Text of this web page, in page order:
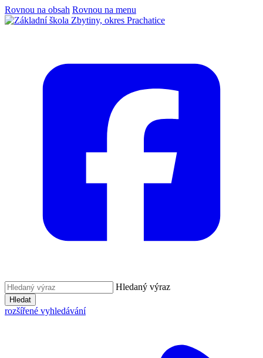
Rovnou na obsah Rovnou na menu
Hledaný výraz
Hledat
rozšířené vyhledávání